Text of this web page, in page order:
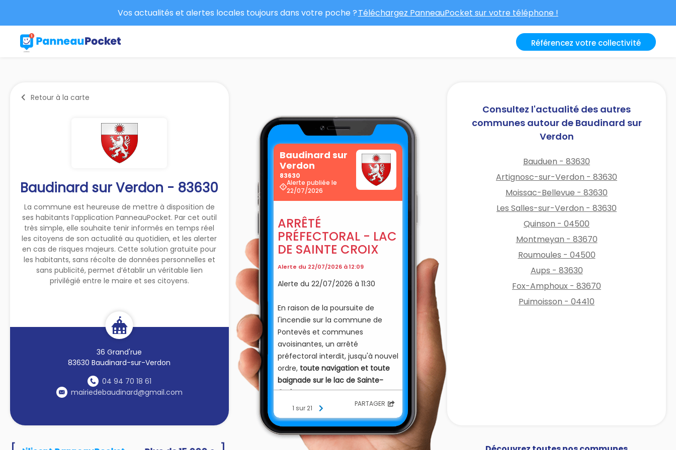
Vos actualités et alertes locales toujours dans votre poche ?Téléchargez PanneauPocket sur votre téléphone !
Référencez votre collectivité
Retour à la carte
Baudinard sur Verdon - 83630
La commune est heureuse de mettre à disposition de
ses habitants l’application PanneauPocket. Par cet outil
très simple, elle souhaite tenir informés en temps réel
les citoyens de son actualité au quotidien, et les alerter
en cas de risques majeurs. Cette solution gratuite pour
les habitants, sans récolte de données personnelles et
sans publicité, permet d’établir un véritable lien
privilégié entre le maire et ses citoyens.
36 Grand'rue
83630 Baudinard-sur-Verdon
04 94 70 18 61
mairiedebaudinard@gmail.com
Baudinard sur
Verdon
83630
Alerte publiée le
22/07/2026
ARRÊTÉ
PRÉFECTORAL - LAC
DE SAINTE CROIX
Alerte du 22/07/2026 à 12:09
Alerte du 22/07/2026 à 11:30
En raison de la poursuite de
l'incendie sur la commune de
Pontevès et communes
avoisinantes, un arrêté
préfectoral interdit, jusqu'à nouvel
ordre, toute navigation et toute
baignade sur le lac de Sainte-
Croix.
Cette mesure vise à permettre le
bon déroulement des opérations
"d'écopage" des avions
1 sur 21 PARTAGER
Consultez l'actualité des autres
communes autour de Baudinard sur
Verdon
Bauduen - 83630
Artignosc-sur-Verdon - 83630
Moissac-Bellevue - 83630
Les Salles-sur-Verdon - 83630
Quinson - 04500
Montmeyan - 83670
Roumoules - 04500
Aups - 83630
Fox-Amphoux - 83670
Puimoisson - 04410